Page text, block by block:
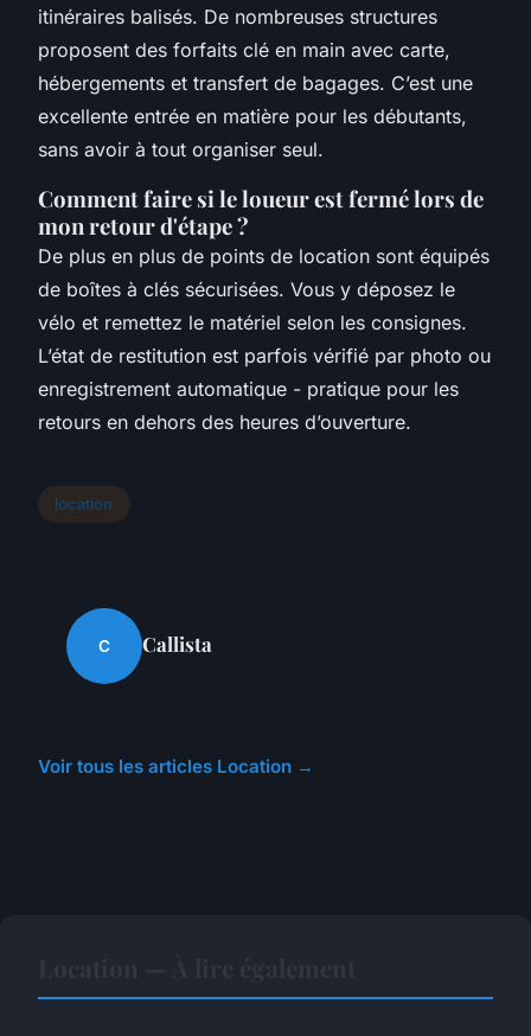
itinéraires balisés. De nombreuses structures
proposent des forfaits clé en main avec carte,
hébergements et transfert de bagages. C’est une
excellente entrée en matière pour les débutants,
sans avoir à tout organiser seul.
Comment faire si le loueur est fermé lors de
mon retour d'étape ?
De plus en plus de points de location sont équipés
de boîtes à clés sécurisées. Vous y déposez le
vélo et remettez le matériel selon les consignes.
L’état de restitution est parfois vérifié par photo ou
enregistrement automatique - pratique pour les
retours en dehors des heures d’ouverture.
location
C Callista
Voir tous les articles Location →